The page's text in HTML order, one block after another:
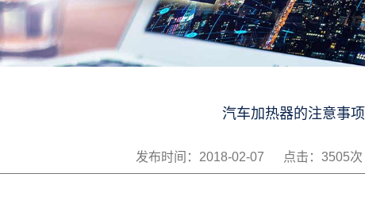
汽车加热器的注意事项
发布时间：2018-02-07 点击：3505次